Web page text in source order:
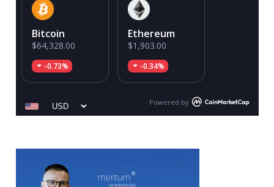
Bitcoin
$64,328.00
-0.73%
Ethereum
$1,903.00
-0.34%
Powered by